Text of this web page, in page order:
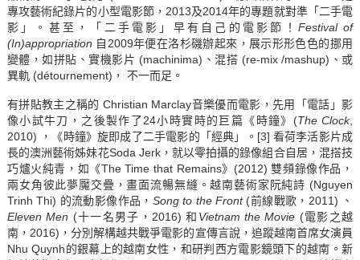
專攻藝術紀錄片的小型電影節，2013及2014年的專題就對準「二手電
影」。甚至，「二手電影」早有自己的電影節！ Festival of
(In)appropriation 自2009年便在洛杉磯辦起來，展示形形色色的挪用
變體，如拼貼、實機影片 (machinima)、混搭 (re-mix /mashup)、或
異軌 (détournement)， 不一而足。
有拼貼教主之稱的 Christian Marclay音樂優而電影，先用「電話」影
像小試牛刀，之後製作了24小時實時的巨篇《時鐘》(The Clock,
2010) ，《時鐘》旋即成了二手電影的「經典」。 [3] 看荷李活影片成
長的澳洲藝術姊妹花Soda Jerk，就以零拍攝的錄像組合自居，混搭技
巧爐火純青，如《The Time that Remains》(2012) 雙頻錄像作品，
兩女角彼此夢魘交疊，畫面流暢無縫。越南藝術家阮純詩 (Nguyen
Trinh Thi) 的流動影像作品， Song to the Front(前線戰歌，2011) 、
Eleven Men (十一名男子，2016) 和 Vietnam the Movie (電影之越
南，2016)，分別解構越共戰爭電影的宣傳言說，追蹤越南首席女演員
Nhu Quynh的銀幕上的越南女性，和研判西方電影鏡頭下的越南。新